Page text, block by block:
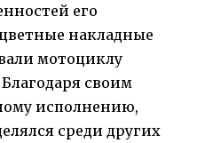
его
накладные
мотоциклу
своим
исполнению,
среди других